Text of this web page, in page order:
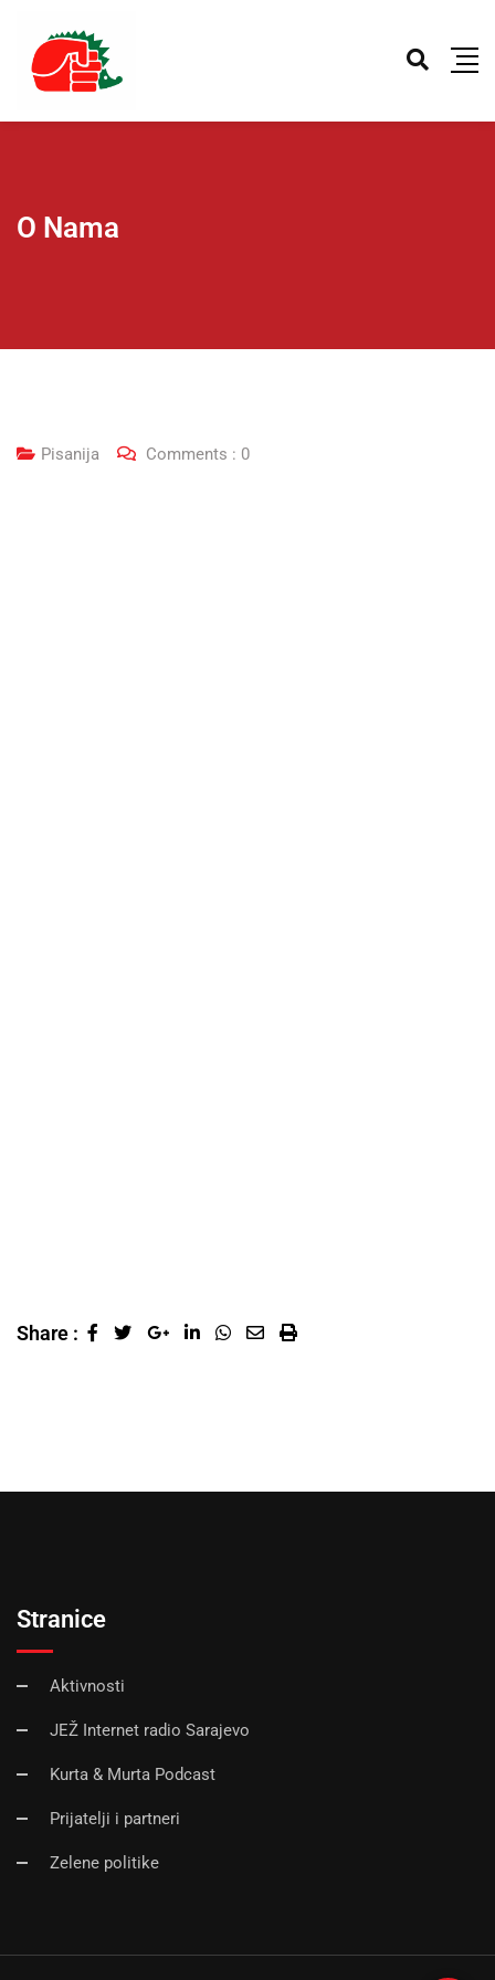
O Nama
Pisanija Comments : 0
Share :
Stranice
Aktivnosti
JEŽ Internet radio Sarajevo
Kurta & Murta Podcast
Prijatelji i partneri
Zelene politike